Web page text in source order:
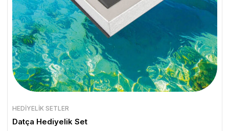
HEDIYELIK SETLER
Datça Hediyelik Set